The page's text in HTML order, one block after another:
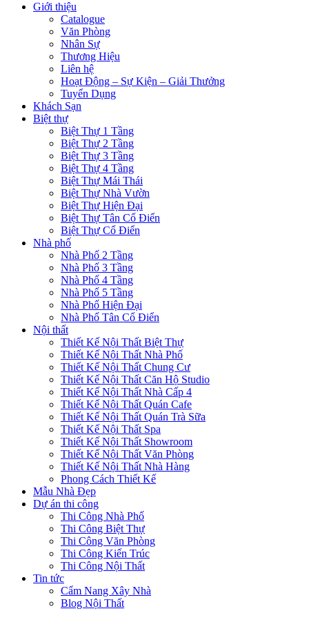
Giới thiệu
Catalogue
Văn Phòng
Nhân Sự
Thương Hiệu
Liên hệ
Hoạt Động – Sự Kiện – Giải Thưởng
Tuyển Dụng
Khách Sạn
Biệt thự
Biệt Thự 1 Tầng
Biệt Thự 2 Tầng
Biệt Thự 3 Tầng
Biệt Thự 4 Tầng
Biệt Thự Mái Thái
Biệt Thự Nhà Vườn
Biệt Thự Hiện Đại
Biệt Thự Tân Cổ Điển
Biệt Thự Cổ Điển
Nhà phố
Nhà Phố 2 Tầng
Nhà Phố 3 Tầng
Nhà Phố 4 Tầng
Nhà Phố 5 Tầng
Nhà Phố Hiện Đại
Nhà Phố Tân Cổ Điển
Nội thất
Thiết Kế Nội Thất Biệt Thự
Thiết Kế Nội Thất Nhà Phố
Thiết Kế Nội Thất Chung Cư
Thiết Kế Nội Thất Căn Hộ Studio
Thiết Kế Nội Thất Nhà Cấp 4
Thiết Kế Nội Thất Quán Cafe
Thiết Kế Nội Thất Quán Trà Sữa
Thiết Kế Nội Thất Spa
Thiết Kế Nội Thất Showroom
Thiết Kế Nội Thất Văn Phòng
Thiết Kế Nội Thất Nhà Hàng
Phong Cách Thiết Kế
Mẫu Nhà Đẹp
Dự án thi công
Thi Công Nhà Phố
Thi Công Biệt Thự
Thi Công Văn Phòng
Thi Công Kiến Trúc
Thi Công Nội Thất
Tin tức
Cẩm Nang Xây Nhà
Blog Nội Thất